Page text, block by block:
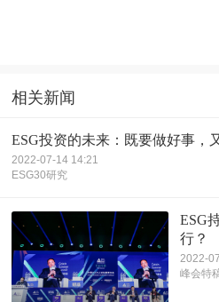
相关新闻
ESG投资的未来：既要做好事，
2022-07-14 14:21
ESG30研究
ESG
行？
2022-
峰会特